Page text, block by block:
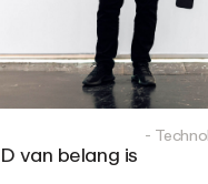
-
van belang is